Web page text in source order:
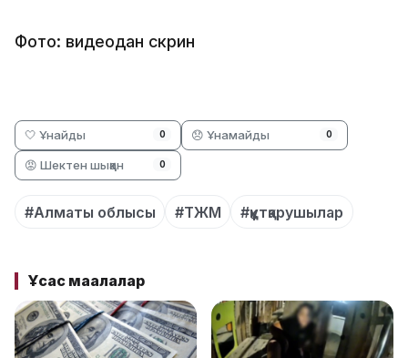
Фото: видеодан скрин
🤍 Ұнайды 0 😞 Ұнамайды 0
😡 Шектен шыққан 0
#Алматы облысы #ТЖМ #құтқарушылар
Ұқсас мақалалар